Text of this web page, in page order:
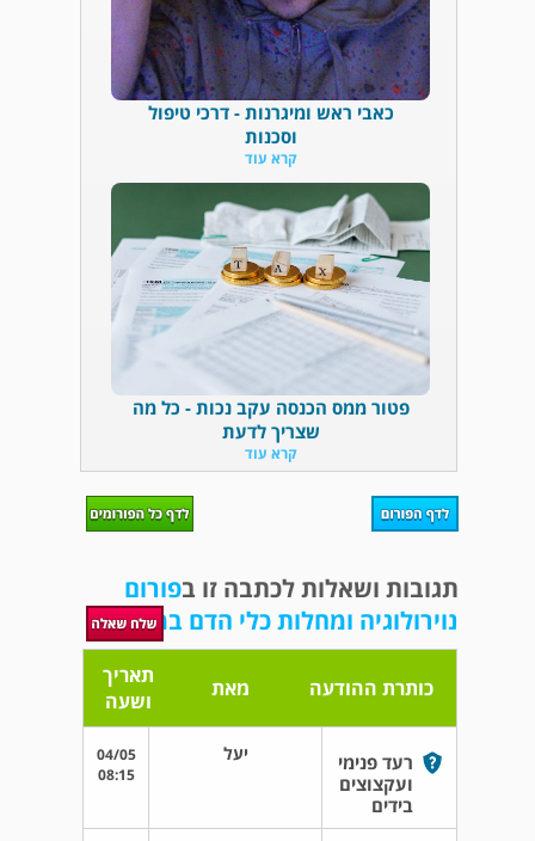
כאבי ראש ומיגרנות - דרכי טיפול
וסכנות
קרא עוד
פטור ממס הכנסה עקב נכות - כל מה
שצריך לדעת
קרא עוד
תגובות ושאלות לכתבה זו בפורום
נוירולוגיה ומחלות כלי הדם במוח
כותרת ההודעה מאת
תאריך
ושעה
רעד פנימי
ועקצוצים
בידים
יעל
04/05
08:15